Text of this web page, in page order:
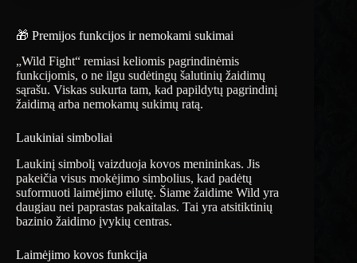
🎁 Premijos funkcijos ir nemokami sukimai
„Wild Fight“ remiasi keliomis pagrindinėmis
funkcijomis, o ne ilgu sudėtingų šalutinių žaidimų
sąrašu. Viskas sukurta tam, kad papildytų pagrindinį
žaidimą arba nemokamų sukimų ratą.
Laukiniai simboliai
Laukinį simbolį vaizduoja kovos menininkas. Jis
pakeičia visus mokėjimo simbolius, kad padėtų
suformuoti laimėjimo eilutę. Šiame žaidime Wild yra
daugiau nei paprastas pakaitalas. Tai yra atsitiktinių
bazinio žaidimo įvykių centras.
Laimėjimo kovos funkcija